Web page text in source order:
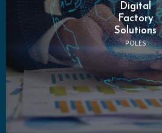
Digital
Factory
Solutions
POLES